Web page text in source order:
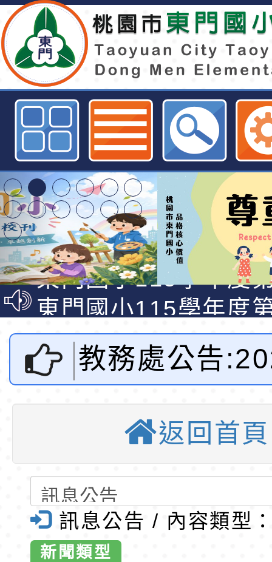
2024年童演童語兒童閱讀推廣活
小全球資訊網
桃園市116學年度國
資賦優異學生入學前
東門國小115學年度
梯特教代課教師甄選
公告(尚有缺額)
東門國小115學年度
梯特教代理教師甄選
公告(尚有缺額)
特殊教育學生及幼兒
明手冊(修訂版)與學
說明影片
轉知臺中市政府政風
光城市手牽手，綠能
走」動畫影片
本府115年70歲以上
員健康講座「吃得安
清華光罩教學專業論
教師韌性
程」
轉農業部桃園區農業
「115年食農教育專
訓練課程」，歡迎已
錄取公告-桃園市桃
民小學115學年度「
桃園市116學年度國
教務處公告
演童語兒童
活動-桃園市
全球資訊網-
返回首頁
訊息公告 / 內容類型
新聞類型